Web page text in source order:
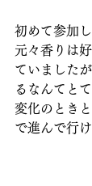
初めて参加し
元々香りは
ていました
るなんてと
変化のとき
で進んで行